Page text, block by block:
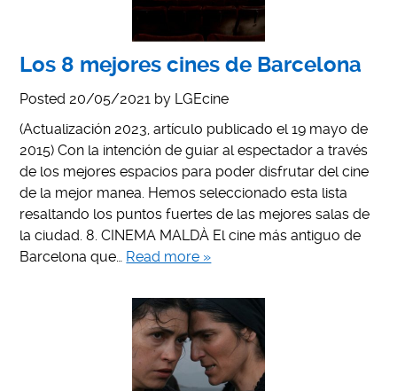
Los 8 mejores cines de Barcelona
Posted 20/05/2021 by LGEcine
(Actualización 2023, artículo publicado el 19 mayo de
2015) Con la intención de guiar al espectador a través
de los mejores espacios para poder disfrutar del cine
de la mejor manea. Hemos seleccionado esta lista
resaltando los puntos fuertes de las mejores salas de
la ciudad. 8. CINEMA MALDÀ El cine más antiguo de
Barcelona que… Read more »